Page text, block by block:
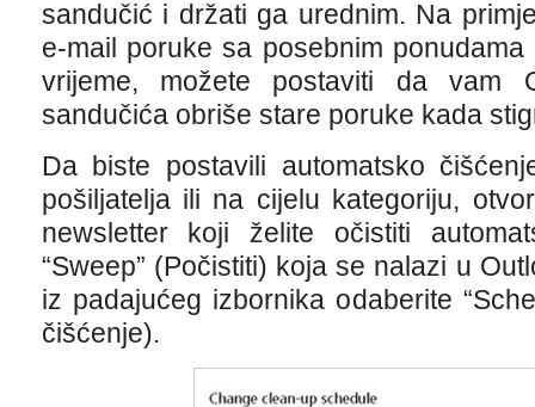
sandučić i držati ga urednim. Na
e-mail poruke sa posebnim
vrijeme, možete postaviti da vam
sandučića obriše stare poruke kada
Da biste postavili automatsko
pošiljatelja ili na cijelu kategoriju,
newsletter koji želite očistiti
“Sweep” (Počistiti) koja se nalazi u
iz padajućeg izbornika odaberite
čišćenje).